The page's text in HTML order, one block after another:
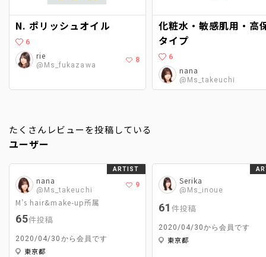
N. ポリッシュオイル
6
rie
@Ms_fukazawa
8
化粧水・敏感肌用・高
タイプ
6
nana
@Ms_takeuchi
たくさんレビューを投稿している
ユーザー
nana
@Ms_takeuchi
9
M’s hair&make-up所属
65件投稿
2020/04/30から会員です
東京都
ARTIST
Serika
@Ms_inoue
61 件投稿
2020/04/30から会員です
東京都